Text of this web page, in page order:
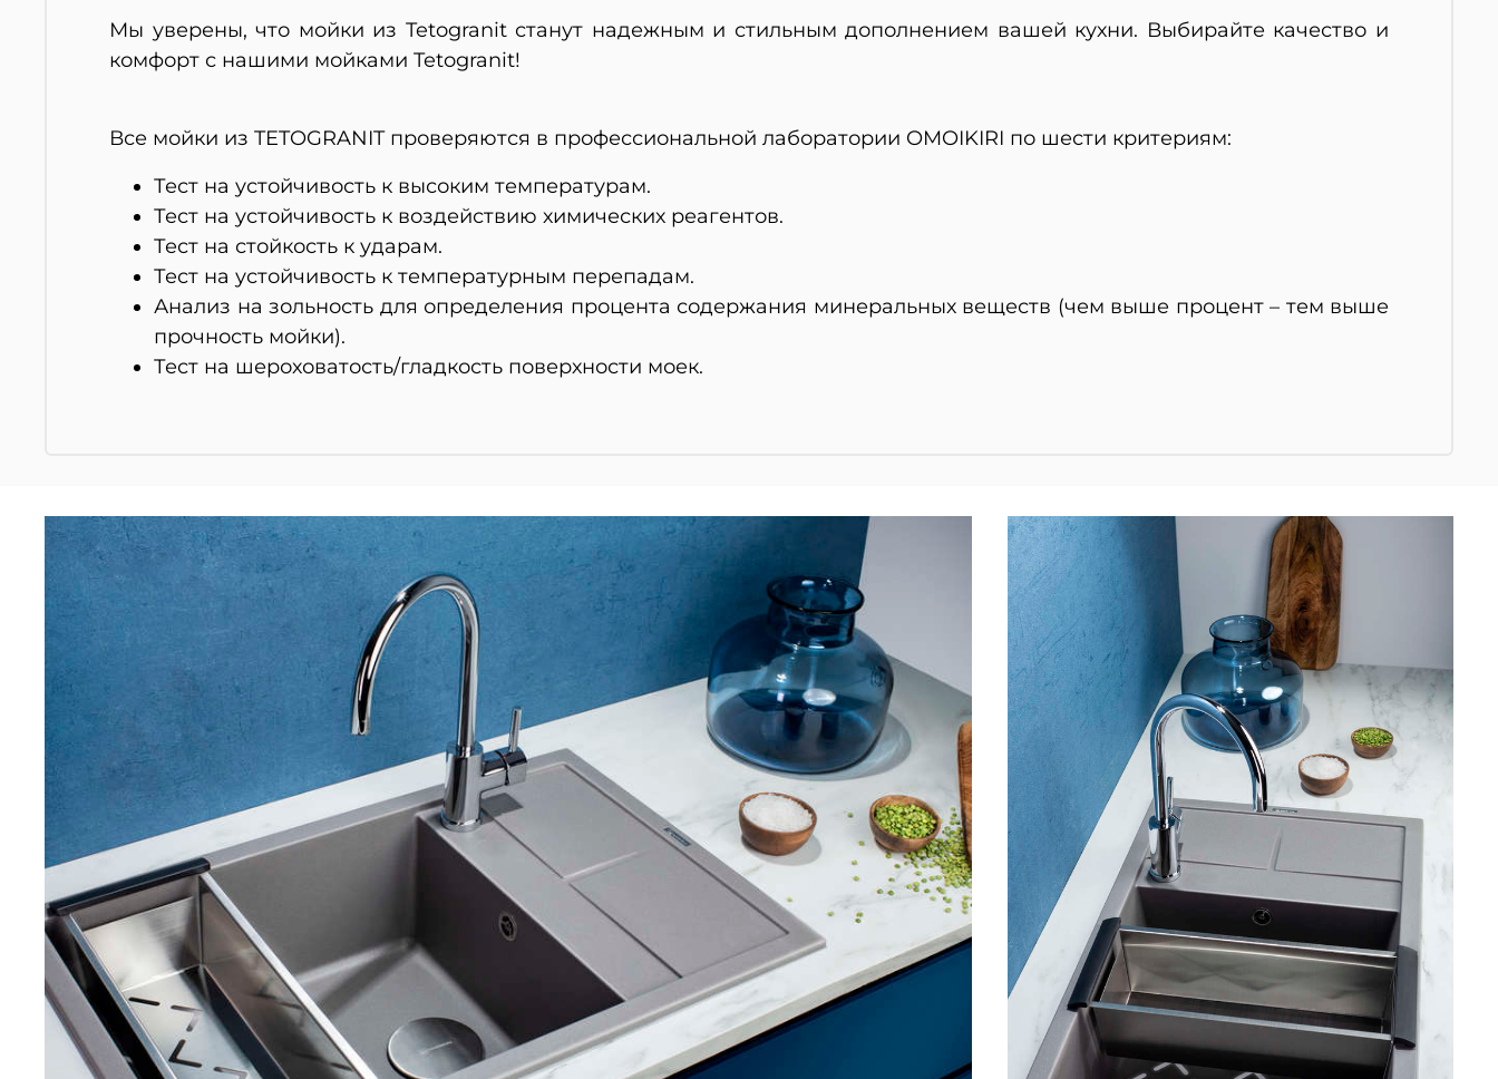
Мы уверены, что мойки из Tetogranit станут надежным и стильным дополнением вашей кухни. Выбирайте качество и
комфорт с нашими мойками Tetogranit!
Все мойки из TETOGRANIT проверяются в профессиональной лаборатории OMOIKIRI по шести критериям:
Тест на устойчивость к высоким температурам.
Тест на устойчивость к воздействию химических реагентов.
Тест на стойкость к ударам.
Тест на устойчивость к температурным перепадам.
Анализ на зольность для определения процента содержания минеральных веществ (чем выше процент – тем выше
прочность мойки).
Тест на шероховатость/гладкость поверхности моек.